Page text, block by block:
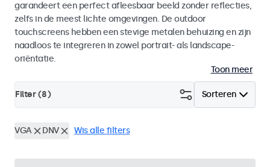
garandeert een perfect afleesbaar beeld zonder reflecties,
zelfs in de meest lichte omgevingen. De outdoor
touchscreens hebben een stevige metalen behuizing en zijn
naadloos te integreren in zowel portrait- als landscape-
oriëntatie.
Toon meer
Sorteren
Filter (8)
VGA DNV Wis alle filters